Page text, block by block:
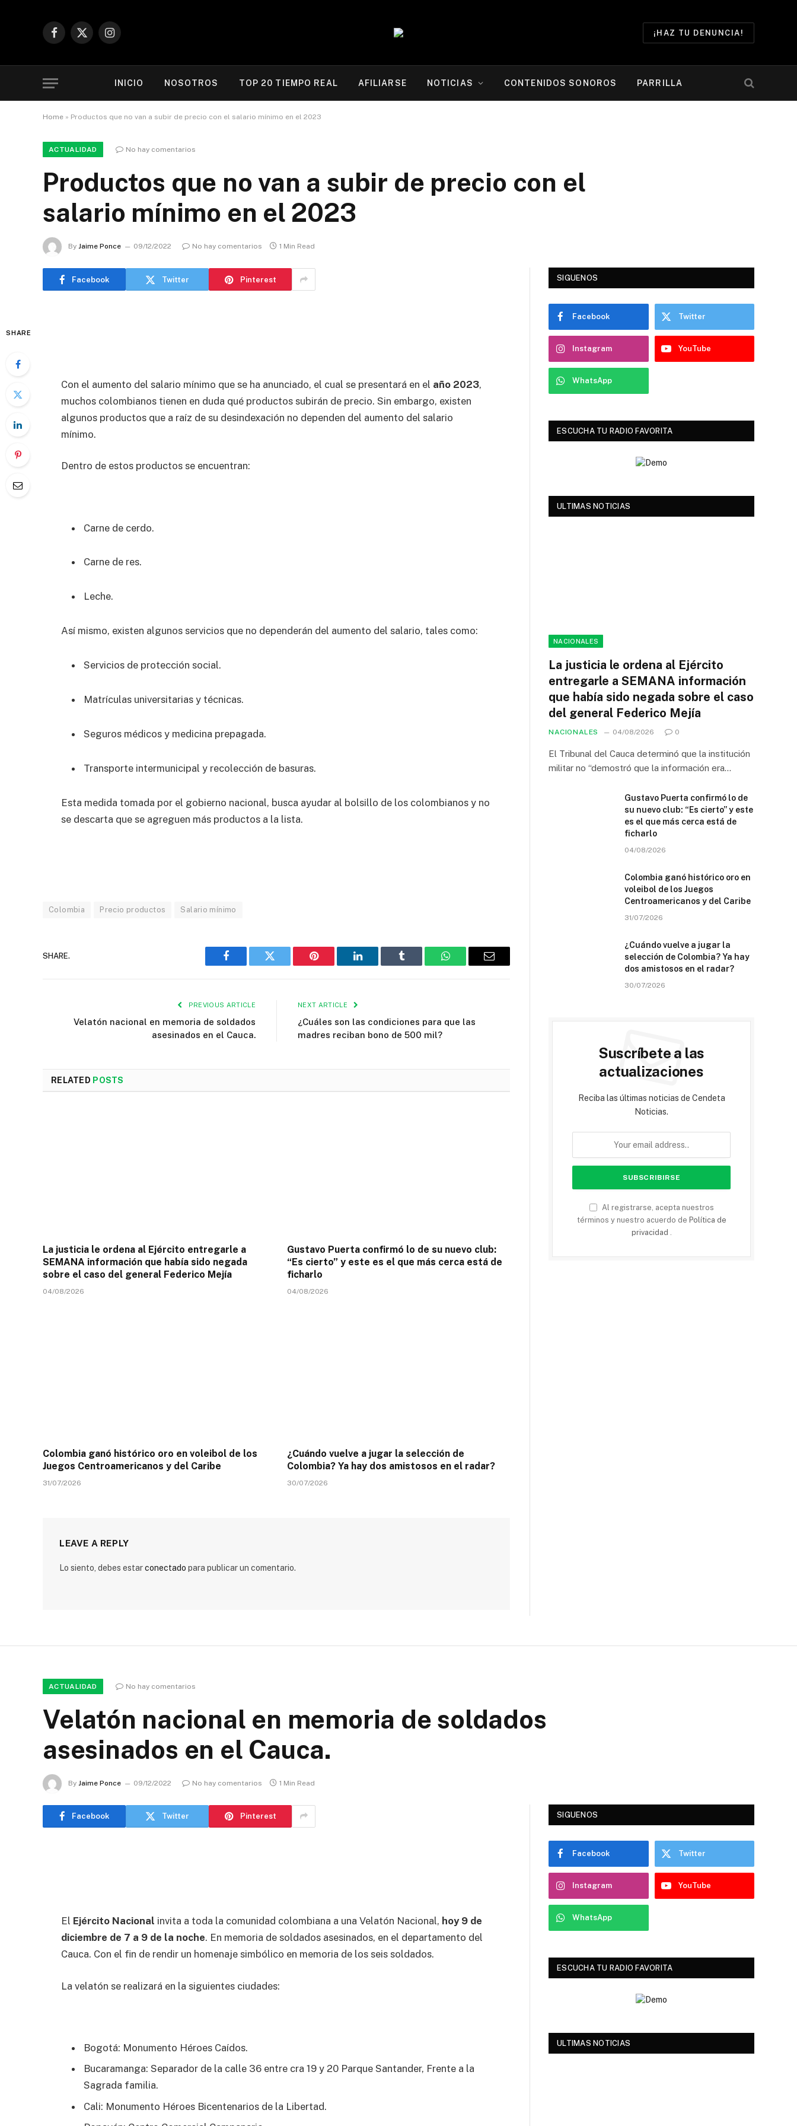
Facebook
X
Instagram
¡HAZ TU DENUNCIA!
INICIO NOSOTROS TOP 20 TIEMPO REAL AFILIARSE NOTICIAS CONTENIDOS SONOROS PARRILLA
Home » Productos que no van a subir de precio con el salario mínimo en el 2023
ACTUALIDAD No hay comentarios
Productos que no van a subir de precio con el
salario mínimo en el 2023
By Jaime Ponce 09/12/2022 No hay comentarios 1 Min Read
Facebook Twitter Pinterest
SHARE
Con el aumento del salario mínimo que se ha anunciado, el cual se presentará en el año 2023,
muchos colombianos tienen en duda qué productos subirán de precio. Sin embargo, existen
algunos productos que a raíz de su desindexación no dependen del aumento del salario
mínimo.
Dentro de estos productos se encuentran:
Carne de cerdo.
Carne de res.
Leche.
Así mismo, existen algunos servicios que no dependerán del aumento del salario, tales como:
Servicios de protección social.
Matrículas universitarias y técnicas.
Seguros médicos y medicina prepagada.
Transporte intermunicipal y recolección de basuras.
Esta medida tomada por el gobierno nacional, busca ayudar al bolsillo de los colombianos y no
se descarta que se agreguen más productos a la lista.
Colombia Precio productos Salario mínimo
SHARE.
Facebook Twitter Pinterest LinkedIn Tumblr WhatsAppEmail
PREVIOUS ARTICLE
Velatón nacional en memoria de soldados
asesinados en el Cauca.
NEXT ARTICLE
¿Cuáles son las condiciones para que las
madres reciban bono de 500 mil?
RELATED POSTS
La justicia le ordena al Ejército entregarle a
SEMANA información que había sido negada
sobre el caso del general Federico Mejía
04/08/2026
Gustavo Puerta confirmó lo de su nuevo club:
“Es cierto” y este es el que más cerca está de
ficharlo
04/08/2026
Colombia ganó histórico oro en voleibol de los
Juegos Centroamericanos y del Caribe
31/07/2026
¿Cuándo vuelve a jugar la selección de
Colombia? Ya hay dos amistosos en el radar?
30/07/2026
LEAVE A REPLY
Lo siento, debes estarconectado para publicar un comentario.
SIGUENOS
Facebook Twitter
Instagram YouTube
WhatsApp
ESCUCHA TU RADIO FAVORITA
ULTIMAS NOTICIAS
NACIONALES
La justicia le ordena al Ejército
entregarle a SEMANA información
que había sido negada sobre el caso
del general Federico Mejía
NACIONALES 04/08/2026 0
El Tribunal del Cauca determinó que la institución
militar no “demostró que la información era…
Gustavo Puerta confirmó lo de
su nuevo club: “Es cierto” y este
es el que más cerca está de
ficharlo
04/08/2026
Colombia ganó histórico oro en
voleibol de los Juegos
Centroamericanos y del Caribe
31/07/2026
¿Cuándo vuelve a jugar la
selección de Colombia? Ya hay
dos amistosos en el radar?
30/07/2026
Suscríbete a las
actualizaciones
Reciba las últimas noticias de Cendeta
Noticias.
Al registrarse, acepta nuestros
términos y nuestro acuerdo de Política de
privacidad .
ACTUALIDAD No hay comentarios
Velatón nacional en memoria de soldados
asesinados en el Cauca.
By Jaime Ponce 09/12/2022 No hay comentarios 1 Min Read
Facebook Twitter Pinterest
El Ejército Nacional invita a toda la comunidad colombiana a una Velatón Nacional, hoy 9 de
diciembre de 7 a 9 de la noche. En memoria de soldados asesinados, en el departamento del
Cauca. Con el fin de rendir un homenaje simbólico en memoria de los seis soldados.
La velatón se realizará en la siguientes ciudades:
Bogotá: Monumento Héroes Caídos.
Bucaramanga: Separador de la calle 36 entre cra 19 y 20 Parque Santander, Frente a la
Sagrada familia.
Cali: Monumento Héroes Bicentenarios de la Libertad.
SIGUENOS
Facebook Twitter
Instagram YouTube
WhatsApp
ESCUCHA TU RADIO FAVORITA
ULTIMAS NOTICIAS